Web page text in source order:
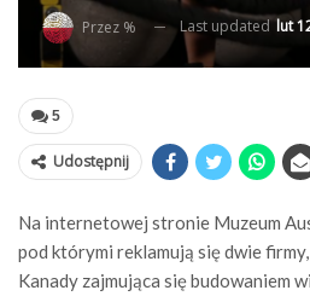
Przez % Last updatedlut
5
Udostępnij
Na internetowej stronie Muzeum
pod którymi reklamują się dwie
Kanady zajmująca się budowaniem